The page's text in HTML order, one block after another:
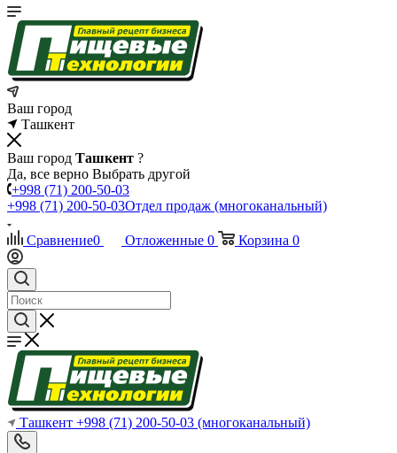
Ваш город
Ташкент
Ваш город Ташкент ?
Да, все верно Выбрать другой
+998 (71) 200-50-03
+998 (71) 200-50-03Отдел продаж (многоканальный)
Сравнение0 Отложенные 0 Корзина 0
Ташкент +998 (71) 200-50-03 (многоканальный)